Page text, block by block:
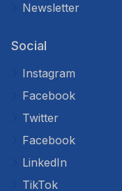
Newsletter
Social
Instagram
Facebook
Twitter
Facebook
LinkedIn
TikTok